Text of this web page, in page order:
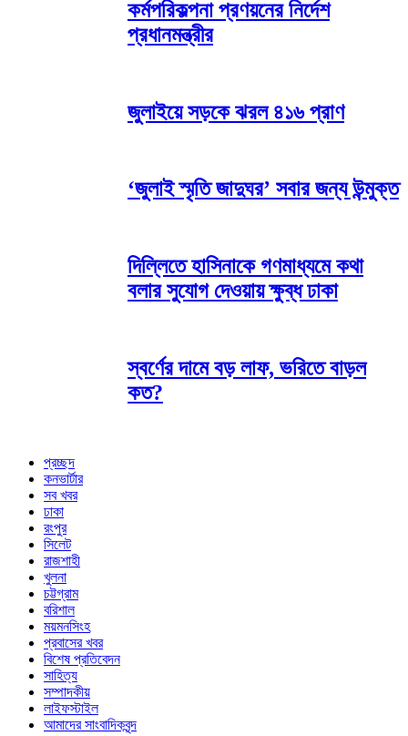
কর্মপরিকল্পনা প্রণয়নের নির্দেশ
প্রধানমন্ত্রীর
জুলাইয়ে সড়কে ঝরল ৪১৬ প্রাণ
‘জুলাই স্মৃতি জাদুঘর’ সবার জন্য উন্মুক্ত
দিল্লিতে হাসিনাকে গণমাধ্যমে কথা
বলার সুযোগ দেওয়ায় ক্ষুব্ধ ঢাকা
স্বর্ণের দামে বড় লাফ, ভরিতে বাড়ল
কত?
প্রচ্ছদ
কনভার্টার
সব খবর
ঢাকা
রংপুর
সিলেট
রাজশাহী
খুলনা
চট্টগ্রাম
বরিশাল
ময়মনসিংহ
প্রবাসের খবর
বিশেষ প্রতিবেদন
সাহিত্য
সম্পাদকীয়
লাইফস্টাইল
আমাদের সাংবাদিকবৃন্দ